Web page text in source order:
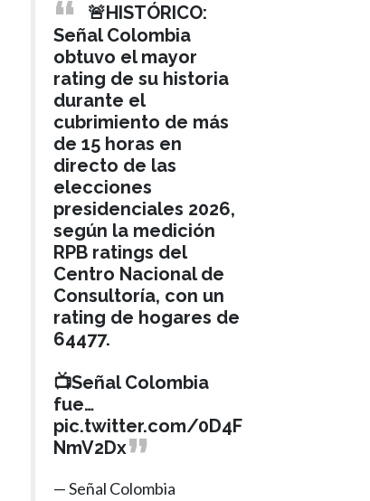
🚨HISTÓRICO:
Señal Colombia
obtuvo el mayor
rating de su historia
durante el
cubrimiento de más
de 15 horas en
directo de las
elecciones
presidenciales 2026,
según la medición
RPB ratings del
Centro Nacional de
Consultoría, con un
rating de hogares de
64477.
📺Señal Colombia
fue…
pic.twitter.com/0D4F
NmV2Dx
— Señal Colombia